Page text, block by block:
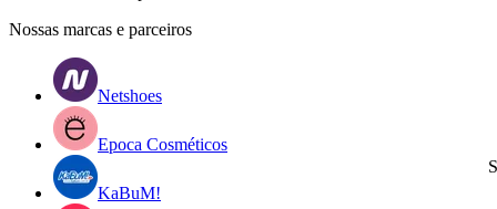
Nossas marcas e parceiros
Netshoes
Epoca Cosméticos
KaBuM!